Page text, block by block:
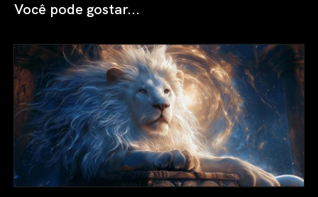
Você pode gostar...